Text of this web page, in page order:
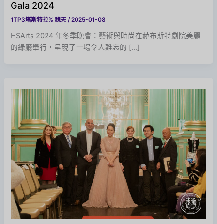
Gala 2024
1TP3塔斯特拉% 魏天/2025-01-08
HSArts 2024 年冬季晚會：藝術與時尚在赫布斯特劇院美麗
的綠廳舉行，呈現了一場令人難忘的 […]